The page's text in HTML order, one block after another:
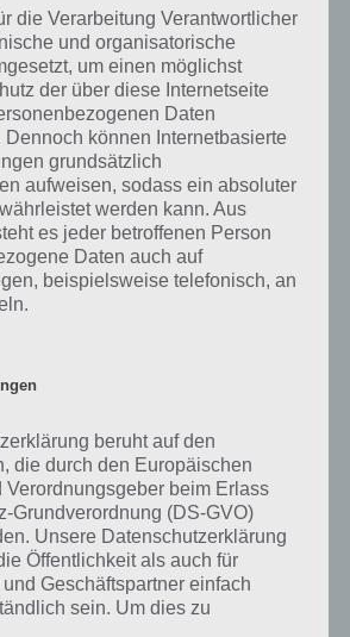
bei 94%
94% musst du auf Basis eines Bildes oder
herausfinden, die von anderen Spielern
worden sind. Nur so kannst du das nächste
ergeben alle Antworten 94
ihren Namen hat. Entsprechend ist 94
Spiel. Bereits über 10 Millionen mal
heruntergeladen und gehört mit zu den
in diesem Genre im Google Play Store
hier auf Touchportal
die Verarbeitung Verantwortlicher
und organisatorische
um einen möglichst
der über diese Internetseite
Daten
können Internetbasierte
grundsätzlich
aufweisen, sodass ein absoluter
werden kann. Aus
es jeder betroffenen Person
Daten auch auf
beispielsweise telefonisch, an
beruht auf den
die durch den Europäischen
Verordnungsgeber beim Erlass
Grundverordnung (DS-GVO)
Unsere Datenschutzerklärung
Öffentlichkeit als auch für
Geschäftspartner einfach
sein. Um dies zu